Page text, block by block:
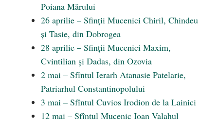
Poiana Mărului
26 aprilie – Sfinții Mucenici Chiril, Chindeu
și Tasie, din Dobrogea
28 aprilie – Sfinții Mucenici Maxim,
Cvintilian și Dadas, din Ozovia
2 mai – Sfîntul Ierarh Atanasie Patelarie,
Patriarhul Constantinopolului
3 mai – Sfîntul Cuvios Irodion de la Lainici
12 mai – Sfîntul Mucenic Ioan Valahul